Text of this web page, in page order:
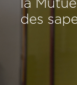
des